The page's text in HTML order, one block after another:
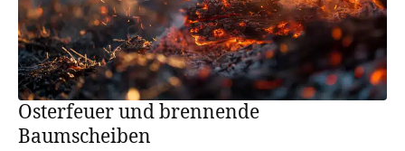
Osterfeuer und brennende
Baumscheiben